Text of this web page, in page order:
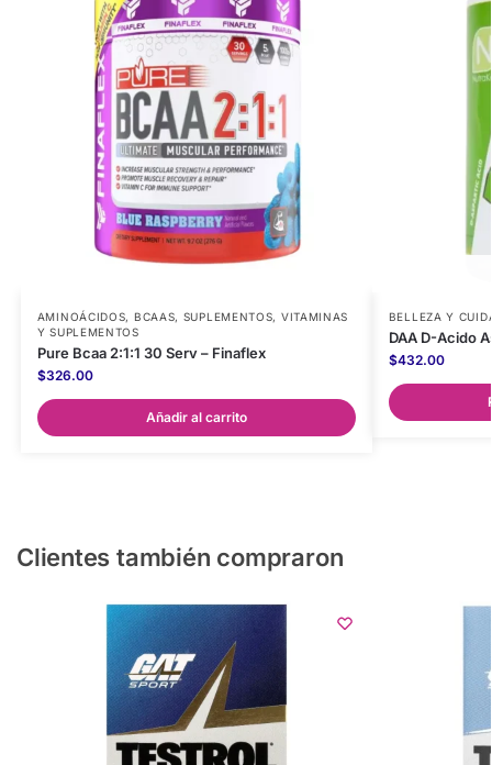
AMINOÁCIDOS, BCAAS, SUPLEMENTOS, VITAMINAS
Y SUPLEMENTOS
Pure Bcaa 2:1:1 30 Serv – Finaflex
$326.00
Añadir al carrito
BELLEZA Y
DAA D-Acido
$432.00
Clientes también compraron